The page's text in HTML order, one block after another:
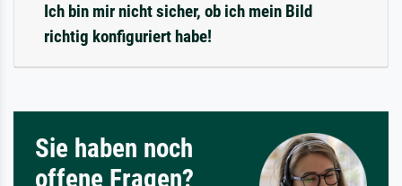
Ich bin mir nicht sicher, ob ich mein Bild
richtig konfiguriert habe!
Sie haben noch
offene Fragen?